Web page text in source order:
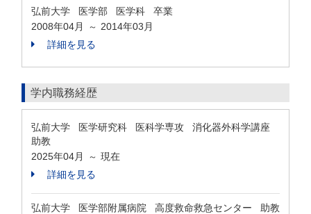
弘前大学 医学部 医学科 卒業
2008年04月
～ 2014年03月
詳細を見る
学内職務経歴
弘前大学 医学研究科 医科学専攻 消化器外科学講座
助教
2025年04月
～ 現在
詳細を見る
弘前大学 医学部附属病院 高度救命救急センター 助教